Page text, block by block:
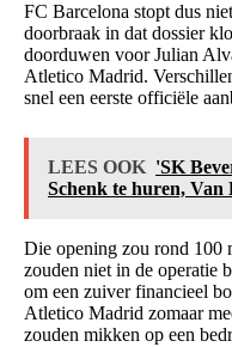
FC Barcelona stopt dus
doorbraak in dat dossier
doorduwen voor Julian
Atletico Madrid.
snel een eerste officiële
LEES OOK 'SK
Schenk te huren,
Die opening zou rond 100
zouden niet in de operatie
om een zuiver financieel
Atletico Madrid zomaar
zouden mikken op een